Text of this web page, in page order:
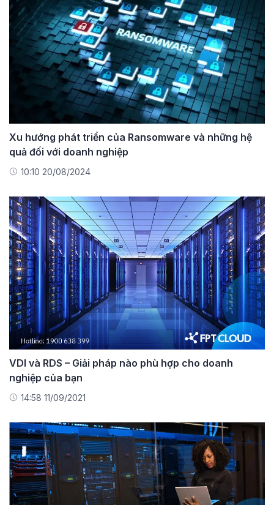
Xu hướng phát triển của Ransomware và những hệ
quả đối với doanh nghiệp
10:10 20/08/2024
VDI và RDS – Giải pháp nào phù hợp cho doanh
nghiệp của bạn
14:58 11/09/2021